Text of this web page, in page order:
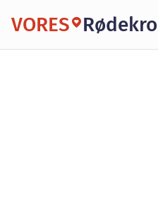
VORES Rødekro